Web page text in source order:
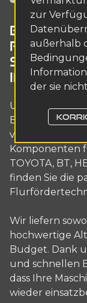
FÜR
IN
Unsere Firma
Ersatzteilen
verschiedenster
Komponenten
TOYOTA, BT,
finden Sie die
Wir liefern
hochwertige
Budget. Dank
und schnellen
dass Ihre
wieder
zur
außerhalb
der sie